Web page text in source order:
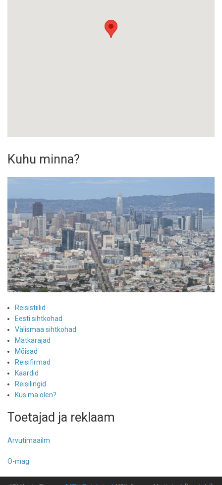
Kuhu minna?
Reisistiilid
Eesti sihtkohad
Välismaa sihtkohad
Matkarajad
Mõisad
Reisifirmad
Kaardid
Reisilingid
Kus ma olen?
Toetajad ja reklaam
Arvutimaailm
O-mag